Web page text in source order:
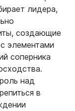
лидера,
создающие
элементами
соперника
над
в